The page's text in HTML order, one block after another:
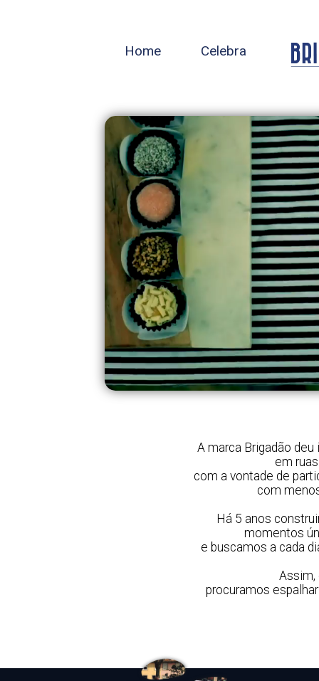
Home Celebra
A marca Brigadão
em
com a vontade de
com
Há 5 anos
momentos
e buscamos a cada
Assim,
procuramos